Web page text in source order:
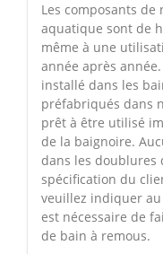
Les composants de
aquatique sont de
même à une
année après année.
installé dans les
préfabriqués dans
prêt à être utilisé
de la baignoire.
dans les doublures
spécification du
veuillez indiquer
est nécessaire de
de bain à remous.